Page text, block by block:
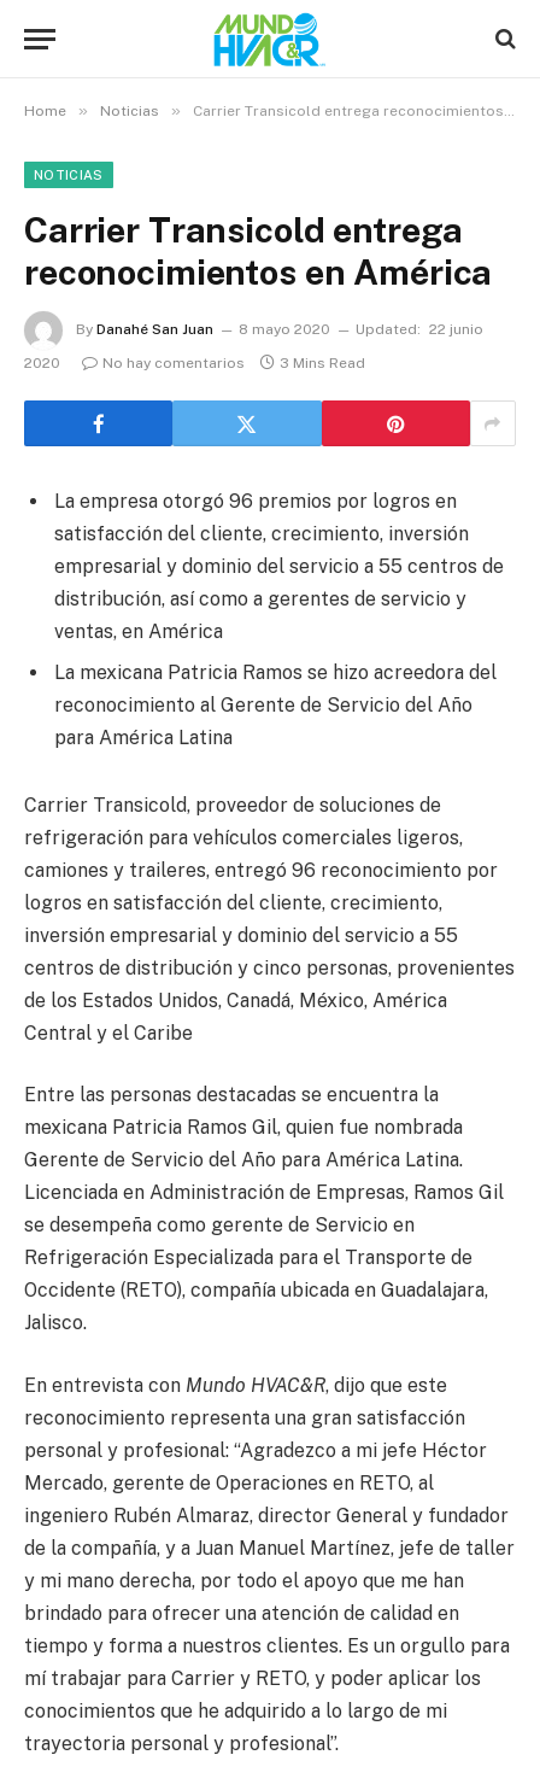
Home » Noticias » Carrier Transicold entrega reconocimientos en América
NOTICIAS
Carrier Transicold entrega
reconocimientos en América
By Danahé San Juan 8 mayo 2020 Updated: 22 junio
2020
No hay comentarios 3 Mins Read
La empresa otorgó 96 premios por logros en
satisfacción del cliente, crecimiento, inversión
empresarial y dominio del servicio a 55 centros de
distribución, así como a gerentes de servicio y
ventas, en América
La mexicana Patricia Ramos se hizo acreedora del
reconocimiento al Gerente de Servicio del Año
para América Latina
Carrier Transicold, proveedor de soluciones de
refrigeración para vehículos comerciales ligeros,
camiones y traileres, entregó 96 reconocimiento por
logros en satisfacción del cliente, crecimiento,
inversión empresarial y dominio del servicio a 55
centros de distribución y cinco personas, provenientes
de los Estados Unidos, Canadá, México, América
Central y el Caribe
Entre las personas destacadas se encuentra la
mexicana Patricia Ramos Gil, quien fue nombrada
Gerente de Servicio del Año para América Latina.
Licenciada en Administración de Empresas, Ramos Gil
se desempeña como gerente de Servicio en
Refrigeración Especializada para el Transporte de
Occidente (RETO), compañía ubicada en Guadalajara,
Jalisco.
En entrevista con Mundo HVAC&R, dijo que este
reconocimiento representa una gran satisfacción
personal y profesional: “Agradezco a mi jefe Héctor
Mercado, gerente de Operaciones en RETO, al
ingeniero Rubén Almaraz, director General y fundador
de la compañía, y a Juan Manuel Martínez, jefe de taller
y mi mano derecha, por todo el apoyo que me han
brindado para ofrecer una atención de calidad en
tiempo y forma a nuestros clientes. Es un orgullo para
mí trabajar para Carrier y RETO, y poder aplicar los
conocimientos que he adquirido a lo largo de mi
trayectoria personal y profesional”.